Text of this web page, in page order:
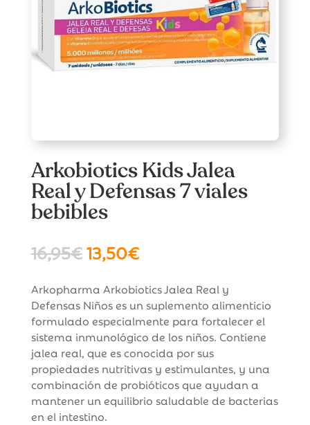
Arkobiotics Kids Jalea
Real y Defensas 7 viales
bebibles
16,95€El
precio
original
era:
16,95€.
13,50€El
precio
actual
es:
13,50€.
Arkopharma Arkobiotics Jalea Real y
Defensas Niños es un suplemento alimenticio
formulado especialmente para fortalecer el
sistema inmunológico de los niños. Contiene
jalea real, que es conocida por sus
propiedades nutritivas y estimulantes, y una
combinación de probióticos que ayudan a
mantener un equilibrio saludable de bacterias
en el intestino.